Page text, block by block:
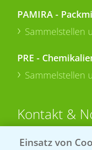
PAMIRA -
Sammelstellen
PRE -
Sammelstellen
Kontakt &
Beratung
Einsatz von